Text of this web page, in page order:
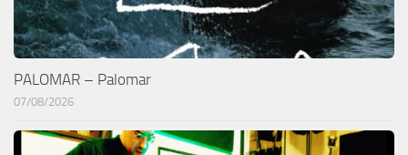
PALOMAR – Palomar
07/08/2026